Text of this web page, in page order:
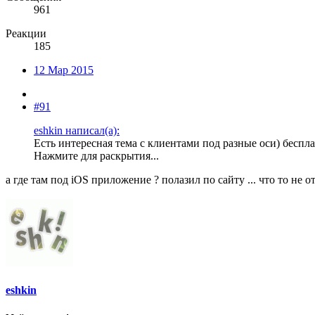
961
Реакции
185
12 Мар 2015
#91
eshkin написал(а):
Есть интересная тема с клиентами под разные оси)
Нажмите для раскрытия...
а где там под iOS приложение ? полазил по сайту ... что то не
eshkin